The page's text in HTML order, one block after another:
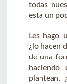
todas
esta un
Les hago
¿lo hacen
de una
plantean,